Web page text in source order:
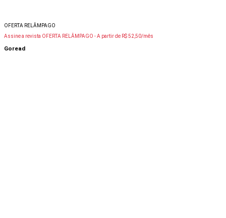
OFERTA RELÂMPAGO
Assine a revista OFERTA RELÂMPAGO -A partir de R$ 52,50/mês
Goread